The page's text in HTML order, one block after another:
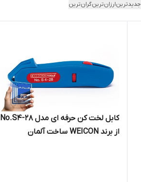
جدیدترینارزان‌ترینگران‌ترین
کابل لخت کن حرفه ای مدل No.S4-28
از برند WEICON ساخت آلمان